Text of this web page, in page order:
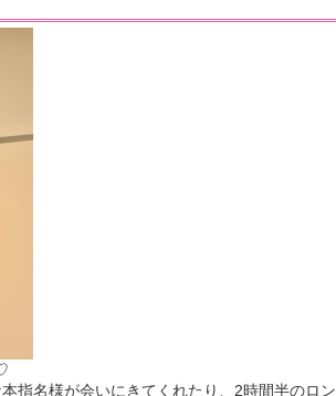
指名様が会いにきてくれたり、2時間半のロ